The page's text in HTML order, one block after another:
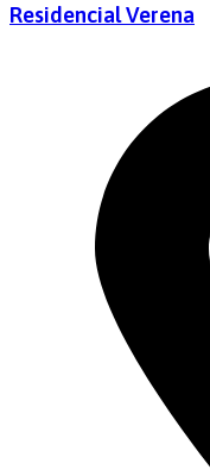
Residencial Verena